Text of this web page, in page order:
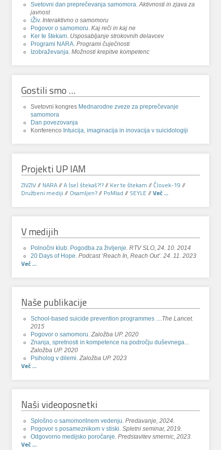
Svetovni dan preprečevanja samomora.Aktivnosti in zjava za
javnost
iŽiv.Interaktivno o samomoru
Pogovor o samomoru.Kaj reči in kaj ne
Ker te štekam. Usposabljanje strokovnih delavcev
Programi NARA.Programi čuječnosti
Izobraževanja.Možnosti krepitve kompetenc
Gostili smo …
Svetovni kongres Mednarodne zveze za preprečevanje
samomora
Dan povezovanja
Konferenco Intuicija, imaginacija in inovacija v suicidologiji
Projekti UP IAM
ZIVZIV// NARA//A (se) štekaš?!?// Ker te štekam //Človek-19 //
Družbeni mediji // Osamljen?// PoMlad // SEYLE //Več ...
V medijih
Polnočni klub: Pogodba za življenje. RTV SLO, 24. 10. 2014
20 Days of Hope. Podcast ‘Reach In, Reach Out’. 24. 11. 2023
Več ...
Naše publikacije
School-based suicide prevention programmes ....The Lancet.
2015
Pogovor o samomoru.Založba UP. 2020
Znanja, spretnosti in kompetence na področju duševnega...
Založba UP. 2020
Psiholog v dilemi. Založba UP. 2023
Več ...
Naši videoposnetki
Splošno o samomorilnem vedenju. Predavanje, 2024.
Pogovor s posameznikom v stiski. Spletni seminar, 2019.
Odgovorno medijsko poročanje. Predstavitev smernic, 2023.
Več ...